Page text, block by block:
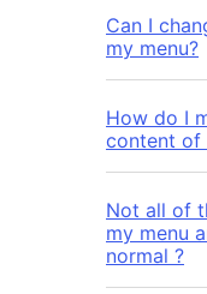
Can I
my menu?
How do I
content of
Not all of
my menu
normal ?